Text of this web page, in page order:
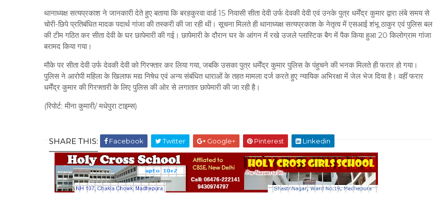
थानाध्यक्ष सत्यप्रकाश ने जानकारी देते हुए बताया कि बरहकुरवा वार्ड 15 निवासी सीता देवी उर्फ देवकी देवी एवं उनके पुत्र धर्मेंद्र कुमार द्वारा लंबे समय से
चोरी-छिपे प्रतिबंधित मादक पदार्थ गांजा की तस्करी की जा रही थी। सूचना मिलते ही थानाध्यक्ष सत्यप्रकाश के नेतृत्व में एसआई शंभू ठाकुर एवं पुलिस बल
की टीम गठित कर सीता देवी के घर छापेमारी की गई। छापेमारी के दौरान घर के आंगन में रखे उजले प्लास्टिक बैग में पैक किया हुआ 20 किलोग्राम गांजा
बरामद किया गया।
मौके पर सीता देवी उर्फ देवकी देवी को गिरफ्तार कर लिया गया, जबकि उसका पुत्र धर्मेंद्र कुमार पुलिस के पंहुचने की भनक मिलते ही फरार हो गया।
पुलिस ने आरोपी महिला के खिलाफ मद्य निषेध एवं अन्य संबंधित धाराओं के तहत मामला दर्ज करते हुए न्यायिक अभिरक्षा में जेल भेज दिया है। वहीं फरार
धर्मेंद्र कुमार की गिरफ्तारी के लिए पुलिस की ओर से लगातार छापेमारी की जा रही है।
(रिपोर्ट: मीना कुमारी/ मधेपुरा टाइम्स)
SHARE THIS: Facebook Twitter Google+ Pinterest Linkedin